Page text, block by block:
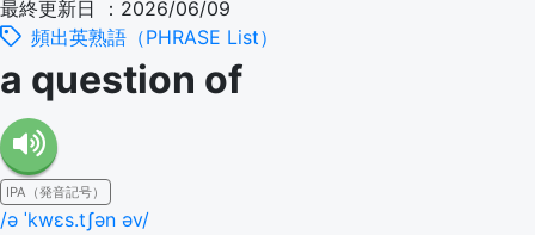
最終更新日 ：2026/06/09
頻出英熟語（PHRASE List）
a question of
IPA（発音記号）
/ə ˈkwɛs.tʃən əv/